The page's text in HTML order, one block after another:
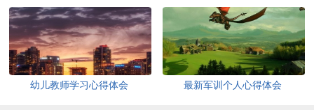
幼儿教师学习心得体会 最新军训个人心得体会